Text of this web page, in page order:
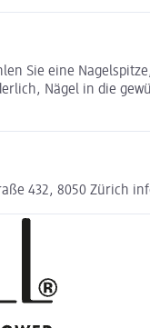
Sie eine
Nägel in die
432, 8050 Zürich